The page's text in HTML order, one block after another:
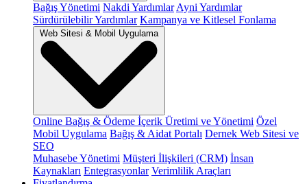
Bağış Yönetimi Nakdi Yardımlar Ayni Yardımlar
Sürdürülebilir Yardımlar Kampanya ve Kitlesel Fonlama
Web Sitesi & Mobil Uygulama
Online Bağış & Ödeme İçerik Üretimi ve Yönetimi Özel
Mobil Uygulama Bağış & Aidat Portalı Dernek Web Sitesi ve
SEO
Muhasebe Yönetimi Müşteri İlişkileri (CRM) İnsan
Kaynakları Entegrasyonlar Verimlilik Araçları